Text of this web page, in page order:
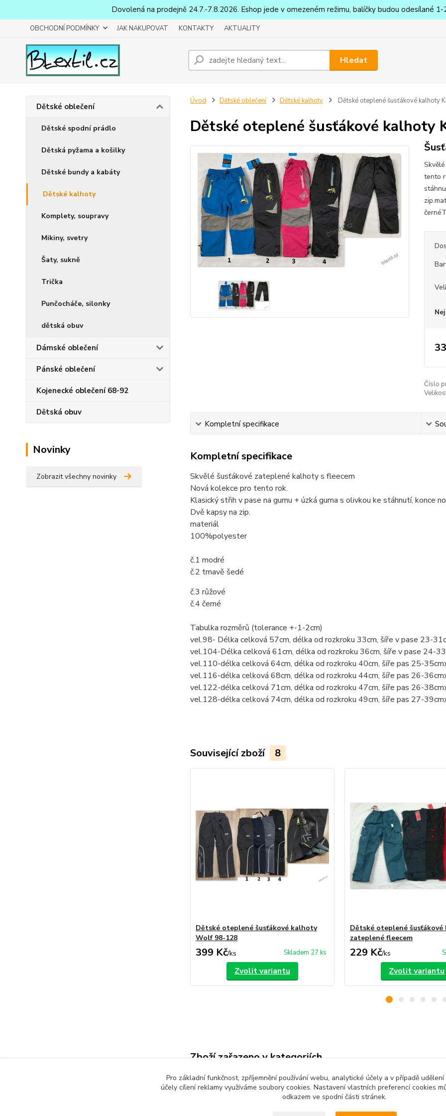
Dovolená na prodejně 24.7.-7.8.2026. Eshop jede v omezeném režimu, balíčky budou odesílané
OBCHODNÍ PODMÍNKY JAK NAKUPOVAT KONTAKTY AKTUALITY
Hledat
Dětské oblečení
Dětské spodní prádlo
Dětská pyžama a košilky
Dětské bundy a kabáty
Dětské kalhoty
Komplety, soupravy
Mikiny, svetry
Šaty, sukně
Trička
Punčocháče, silonky
dětská obuv
Dámské oblečení
Pánské oblečení
Kojenecké oblečení 68-92
Dětská obuv
Novinky
Zobrazit všechny novinky
Úvod Dětské oblečení Dětské kalhoty Dětské oteplené šusťákové kalhoty
Dětské oteplené šusťákové kalhoty
tento
Číslo
Kompletní specifikace
Kompletní specifikace
Skvělé šusťákové zateplené kalhoty s fleecem
Nová kolekce pro tento rok.
Klasický střih v pase na gumu + úzká guma s olivkou ke stáhnutí, konce
Dvě kapsy na zip.
materiál
100%polyester
č.1 modré
č.2 tmavě šedé
č.3 růžové
č.4 černé
Tabulka rozměrů (tolerance +-1-2cm)
vel.98- Délka celková 57cm, délka od rozkroku 33cm, šíře v pase 23-
vel.104-Délka celková 61cm, délka od rozkroku 36cm, šíře v pase 24-
vel.110-délka celková 64cm, délka od rozkroku 40cm, šíře pas 25-
vel.116-délka celková 68cm, délka od rozkroku 44cm, šíře pas 26-
vel.122-délka celková 71cm, délka od rozkroku 47cm, šíře pas 26-
vel.128-délka celková 74cm, délka od rozkroku 49cm, šíře pas 27-
Související zboží 8
Dětské oteplené šusťákové kalhoty
Wolf 98-128
399 Kč/ks Skladem 27 ks
Zvolit variantu
Dětské oteplené
zateplené fleecem
229 Kč/ks
Zvolit variantu
Zboží zařazeno v kategoriích
Dětské oblečení Dětské kalhoty
Pro základní funkčnost, zpříjemnění používání webu, analytické účely a v případě
účely cílení reklamy využíváme soubory cookies. Nastavení vlastních preferencí cookies
odkazem ve spodní části stránek.